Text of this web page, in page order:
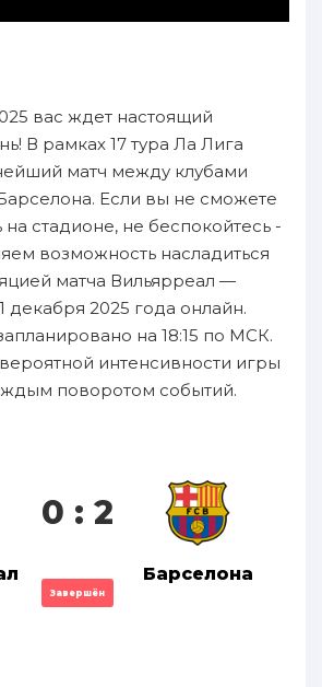
вас ждет настоящий
В рамках 17 тура Ла Лига
матч между клубами
Если вы не сможете
на стадионе, не беспокойтесь -
возможность насладиться
матча Вильярреал —
декабря 2025 года онлайн.
на 18:15 по МСК.
интенсивности игры
поворотом событий.
0 : 2
Завершён
Барселона